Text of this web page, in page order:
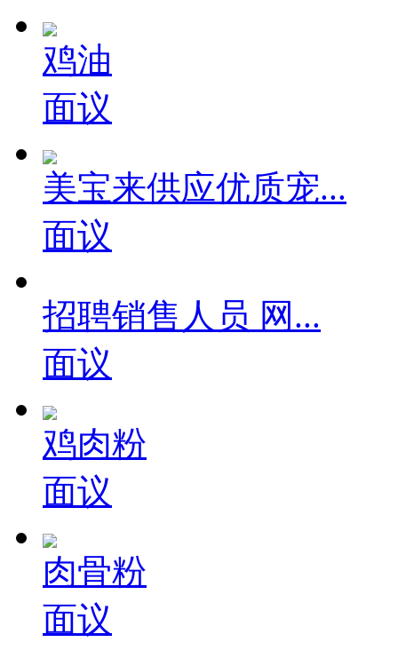
鸡油
面议
美宝来供应优质宠...
面议
招聘销售人员 网...
面议
鸡肉粉
面议
肉骨粉
面议